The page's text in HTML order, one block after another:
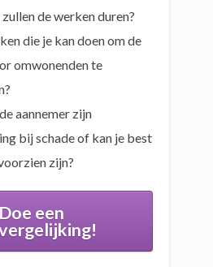
de werken duren?
die je kan doen om de
omwonenden te
aannemer zijn
bij schade of kan je best
zijn?
Doe een